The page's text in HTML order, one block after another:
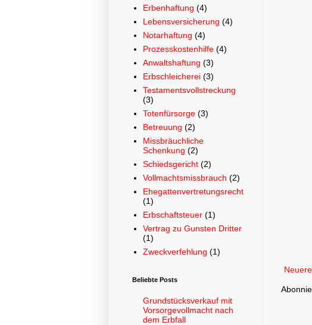
Erbenhaftung (4)
Lebensversicherung (4)
Notarhaftung (4)
Prozesskostenhilfe (4)
Anwaltshaftung (3)
Erbschleicherei (3)
Testamentsvollstreckung
(3)
Totenfürsorge (3)
Betreuung (2)
Missbräuchliche
Schenkung (2)
Schiedsgericht (2)
Vollmachtsmissbrauch (2)
Ehegattenvertretungsrecht
(1)
Erbschaftsteuer (1)
Vertrag zu Gunsten Dritter
(1)
Zweckverfehlung (1)
Beliebte Posts
Grundstücksverkauf mit
Vorsorgevollmacht nach
dem Erbfall